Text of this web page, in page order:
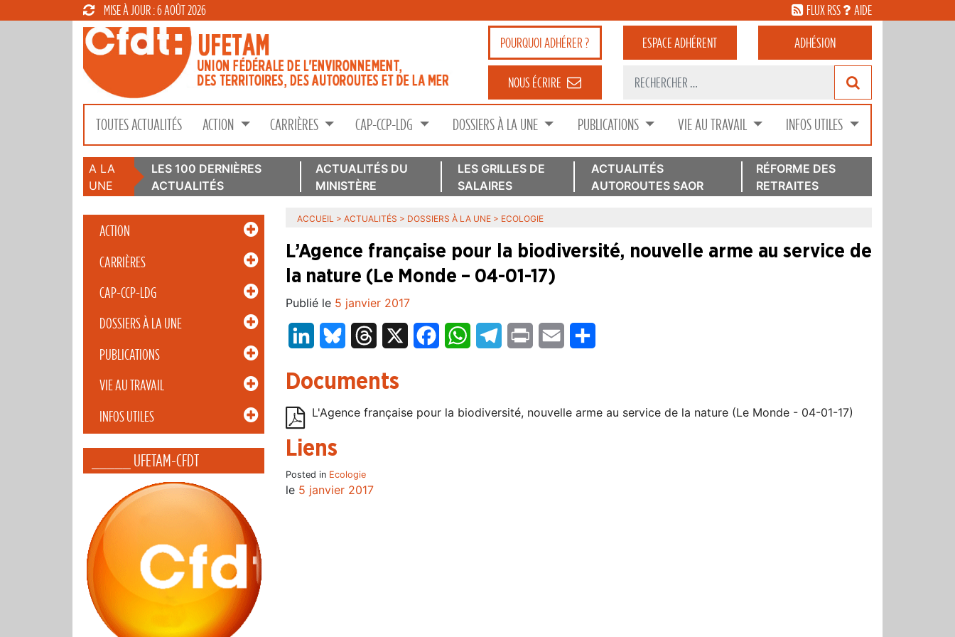
MISE À JOUR : 6 AOÛT 2026 FLUX RSS AIDE
POURQUOIADHÉRER ? ESPACEADHÉRENT ADHÉSION
NOUS ÉCRIRE
TOUTES ACTUALITÉS ACTION CARRIÈRES CAP-CCP-LDG DOSSIERS À LA UNE PUBLICATIONS VIE AU TRAVAIL INFOS UTILES
A LA
UNE
LES 100 DERNIÈRES
ACTUALITÉS
ACTUALITÉS DU
MINISTÈRE
LES GRILLES DE
SALAIRES
ACTUALITÉS
AUTOROUTES SAOR
RÉFORME DES
RETRAITES
ACTION
CARRIÈRES
CAP-CCP-LDG
DOSSIERS À LA UNE
PUBLICATIONS
VIE AU TRAVAIL
INFOS UTILES
_____ UFETAM-CFDT
ACCUEIL > ACTUALITÉS > DOSSIERS À LA UNE > ECOLOGIE
L’Agence française pour la biodiversité, nouvelle arme au service de
la nature (Le Monde – 04-01-17)
Publié le 5 janvier 2017
LinkedInBluesky Threads FacebookWhatsAppTelegram
Print Email
Documents
L'Agence française pour la biodiversité, nouvelle arme au service de la nature (Le Monde - 04-01-17)
Liens
Posted in Ecologie
le 5 janvier 2017